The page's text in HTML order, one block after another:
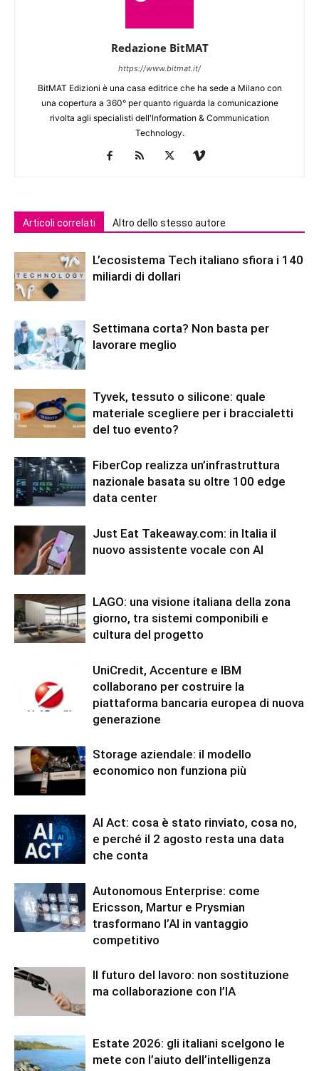
Redazione BitMAT
https://www.bitmat.it/
BitMAT Edizioni è una casa editrice che ha sede a Milano con
una copertura a 360° per quanto riguarda la comunicazione
rivolta agli specialisti dell'lnformation & Communication
Technology.
Articoli correlati Altro dello stesso autore
L’ecosistema Tech italiano sfiora i 140
miliardi di dollari
Settimana corta? Non basta per
lavorare meglio
Tyvek, tessuto o silicone: quale
materiale scegliere per i braccialetti
del tuo evento?
FiberCop realizza un’infrastruttura
nazionale basata su oltre 100 edge
data center
Just Eat Takeaway.com: in Italia il
nuovo assistente vocale con AI
LAGO: una visione italiana della zona
giorno, tra sistemi componibili e
cultura del progetto
UniCredit, Accenture e IBM
collaborano per costruire la
piattaforma bancaria europea di nuova
generazione
Storage aziendale: il modello
economico non funziona più
AI Act: cosa è stato rinviato, cosa no,
e perché il 2 agosto resta una data
che conta
Autonomous Enterprise: come
Ericsson, Martur e Prysmian
trasformano l’AI in vantaggio
competitivo
Il futuro del lavoro: non sostituzione
ma collaborazione con l’IA
Estate 2026: gli italiani scelgono le
mete con l’aiuto dell’intelligenza